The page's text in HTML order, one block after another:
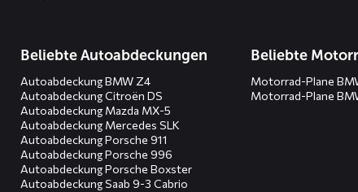
Beliebte Autoabdeckungen
Autoabdeckung BMW Z4
Autoabdeckung Citroën DS
Autoabdeckung Mazda MX-5
Autoabdeckung Mercedes SLK
Autoabdeckung Porsche 911
Autoabdeckung Porsche 996
Autoabdeckung Porsche Boxster
Autoabdeckung Saab 9-3 Cabrio
Beliebte
Motorrad-Plane
Motorrad-Plane